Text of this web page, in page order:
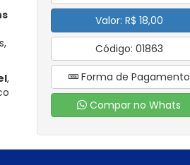
,
Valor: R$ 18,00
Código: 01863
Forma de Pagamento
Compar no Whats